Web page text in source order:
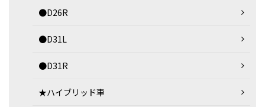
●D26R
●D31L
●D31R
★ハイブリッド車